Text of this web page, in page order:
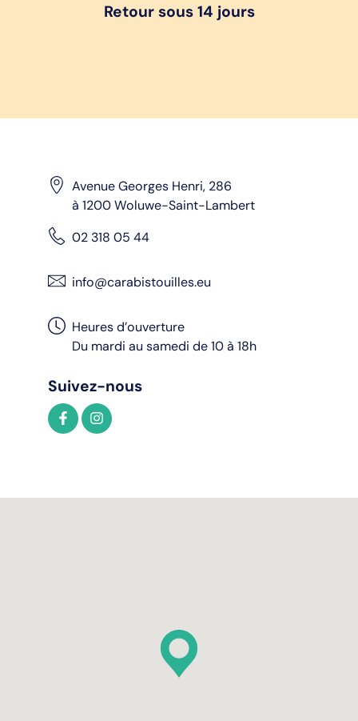
Retour sous 14 jours
Avenue Georges Henri, 286
à 1200 Woluwe-Saint-Lambert
02 318 05 44
info@carabistouilles.eu
Heures d’ouverture
Du mardi au samedi de 10 à 18h
Suivez-nous